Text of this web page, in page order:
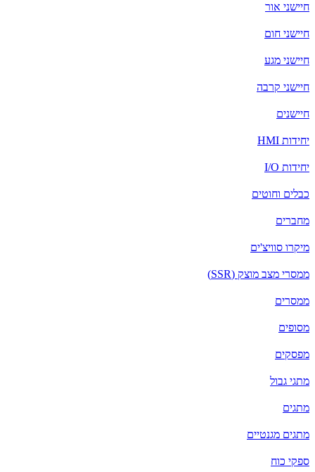
חיישני אור
חיישני חום
חיישני מגע
חיישני קרבה
חיישנים
יחידות HMI
יחידות I/O
כבלים וחוטים
מחברים
מיקרו סוויצ'ים
ממסרי מצב מוצק (SSR)
ממסרים
מסופים
מפסקים
מתגי גבול
מתגים
מתגים מגנטיים
ספקי כוח